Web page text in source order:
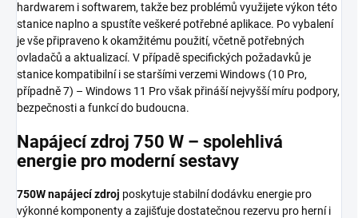
hardwarem i softwarem, takže bez problémů využijete výkon této
stanice naplno a spustíte veškeré potřebné aplikace. Po vybalení
je vše připraveno k okamžitému použití, včetně potřebných
ovladačů a aktualizací. V případě specifických požadavků je
stanice kompatibilní i se staršími verzemi Windows (10 Pro,
případně 7) – Windows 11 Pro však přináší nejvyšší míru podpory,
bezpečnosti a funkcí do budoucna.
Napájecí zdroj 750 W – spolehlivá
energie pro moderní sestavy
750W napájecí zdroj poskytuje stabilní dodávku energie pro
výkonné komponenty a zajišťuje dostatečnou rezervu pro herní i